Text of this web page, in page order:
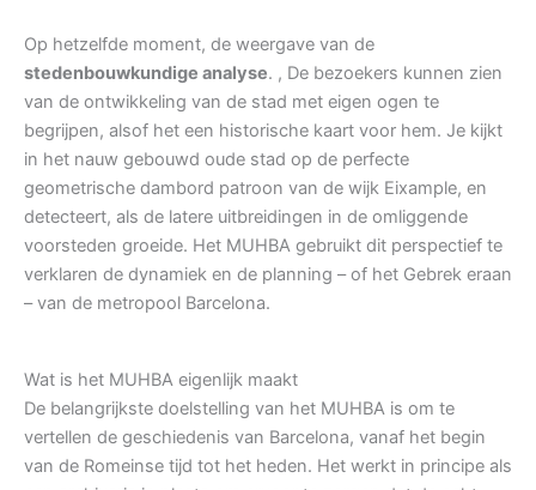
Op hetzelfde moment, de weergave van de
stedenbouwkundige analyse. , De bezoekers kunnen zien
van de ontwikkeling van de stad met eigen ogen te
begrijpen, alsof het een historische kaart voor hem. Je kijkt
in het nauw gebouwd oude stad op de perfecte
geometrische dambord patroon van de wijk Eixample, en
detecteert, als de latere uitbreidingen in de omliggende
voorsteden groeide. Het MUHBA gebruikt dit perspectief te
verklaren de dynamiek en de planning – of het Gebrek eraan
– van de metropool Barcelona.
Wat is het MUHBA eigenlijk maakt
De belangrijkste doelstelling van het MUHBA is om te
vertellen de geschiedenis van Barcelona, vanaf het begin
van de Romeinse tijd tot het heden. Het werkt in principe als